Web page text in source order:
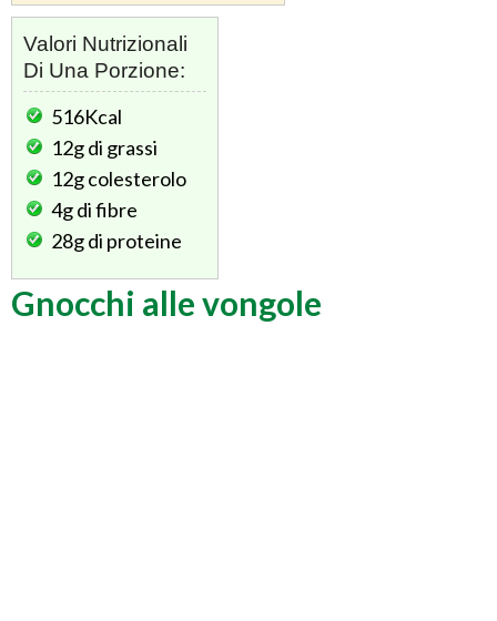
Valori Nutrizionali
Di Una Porzione:
516Kcal
12gdi grassi
12gcolesterolo
4gdi fibre
28gdi proteine
Gnocchi alle vongole